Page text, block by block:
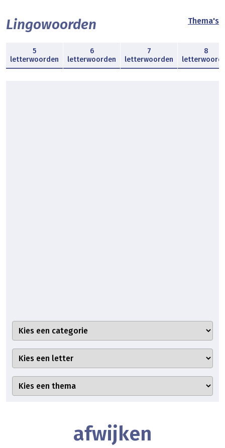
Lingowoorden Thema's
5
letterwoorden
6
letterwoorden
7
letterwoorden
8
afwijken